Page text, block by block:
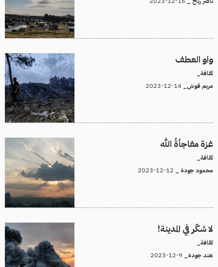
واو العطف
ثقافة_
مريم قوش_
غزة مفاجأةُ الله
ثقافة_
محمود جودة _
لا سُكّر في المدينة!
ثقافة_
هند جودة_